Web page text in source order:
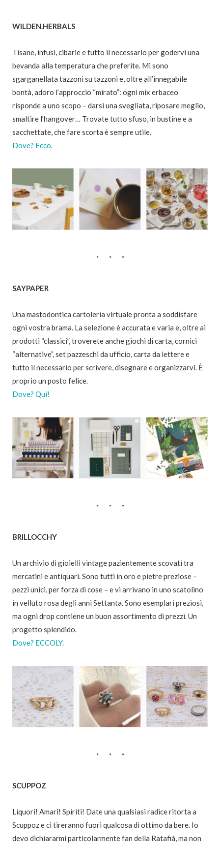
WILDEN.HERBALS
Tisane, infusi, cibarie e tutto il necessario per godervi una
bevanda alla temperatura che preferite. Mi sono
sgarganellata tazzoni su tazzoni e, oltre all’innegabile
bontà, adoro l’approccio “mirato”: ogni mix erbaceo
risponde a uno scopo – darsi una svegliata, riposare meglio,
smaltire l’hangover… Trovate tutto sfuso, in bustine e a
sacchettate, che fare scorta è sempre utile.
Dove? Ecco.
SAYPAPER
Una mastodontica cartoleria virtuale pronta a soddisfare
ogni vostra brama. La selezione è accurata e varia e, oltre ai
prodotti “classici”, troverete anche giochi di carta, cornici
“alternative”, set pazzeschi da ufficio, carta da lettere e
tutto il necessario per scrivere, disegnare e organizzarvi. È
proprio un posto felice.
Dove? Qui!
BRILLOCCHY
Un archivio di gioielli vintage pazientemente scovati tra
mercatini e antiquari. Sono tutti in oro e pietre preziose –
pezzi unici, per forza di cose – e vi arrivano in uno scatolino
in velluto rosa degli anni Settanta. Sono esemplari preziosi,
ma ogni drop contiene un buon assortimento di prezzi. Un
progetto splendido.
Dove? ECCOLY.
SCUPPOZ
Liquori! Amari! Spiriti! Date una qualsiasi radice ritorta a
Scuppoz e ci tireranno fuori qualcosa di ottimo da bere. Io
devo dichiararmi particolarmente fan della Ratafià, ma non